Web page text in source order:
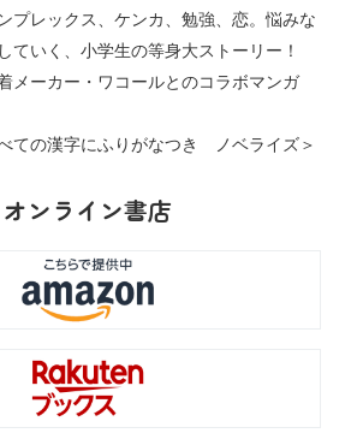
レックス、ケンカ、勉強、恋。悩みな
ていく、小学生の等身大ストーリー！
メーカー・ワコールとのコラボマンガ
ての漢字にふりがなつき ノベライズ＞
オンライン書店